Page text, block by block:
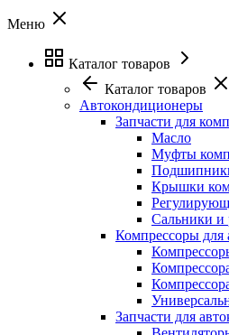
Меню
Каталог товаров
Каталог товаров
Автокондиционеры
Запчасти для
Масло
Муфты
Крышки
Сальники и
Компрессоры для
Запчасти для